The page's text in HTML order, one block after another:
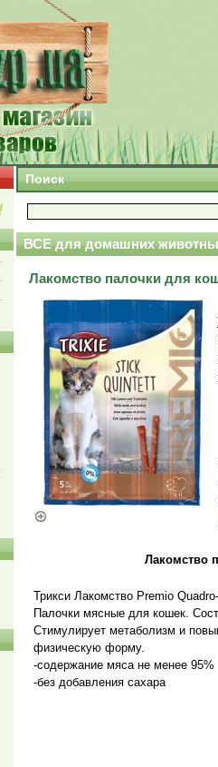
Поиск
ВСЕ для домашних
Лакомство палочки для
Лакомство
Трикси Лакомство Premio
Палочки мясные для кошек.
Стимулирует метаболизм и
физическую форму.
-содержание мяса не менее 95%
-без добавления сахара